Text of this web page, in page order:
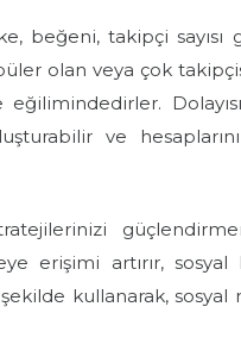
beğeni, takipçi sayısı
olan veya çok
ve
erişimi artırır,
kullanarak, sosyal